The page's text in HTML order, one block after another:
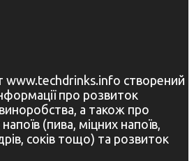
www.techdrinks.info створений
про розвиток
а також про
(пива, міцних напоїв,
соків тощо) та розвиток